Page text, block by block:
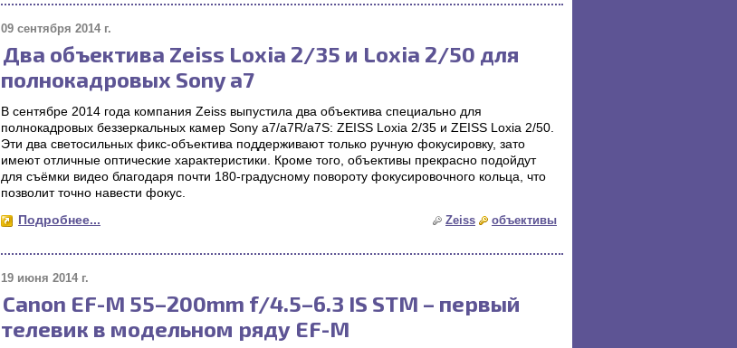
09 сентября 2014 г.
Два объектива Zeiss Loxia 2/35 и Loxia 2/50 для
полнокадровых Sony a7
В сентябре 2014 года компания Zeiss выпустила два объектива специально для
полнокадровых беззеркальных камер Sony a7/a7R/a7S: ZEISS Loxia 2/35 и ZEISS Loxia 2/50.
Эти два светосильных фикс-объектива поддерживают только ручную фокусировку, зато
имеют отличные оптические характеристики. Кроме того, объективы прекрасно подойдут
для съёмки видео благодаря почти 180-градусному повороту фокусировочного кольца, что
позволит точно навести фокус.
Подробнее...
Zeiss объективы
19 июня 2014 г.
Canon EF-M 55–200mm f/4.5–6.3 IS STM – первый
телевик в модельном ряду EF-M